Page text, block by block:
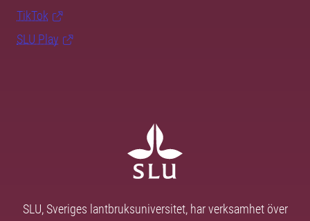
TikTok
SLU Play
SLU, Sveriges lantbruksuniversitet, har verksamhet över